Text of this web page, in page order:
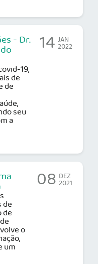
- Dr.
19,
de
de
seu
a
14 JAN
2022
de
de
o
um
08 DEZ
2021